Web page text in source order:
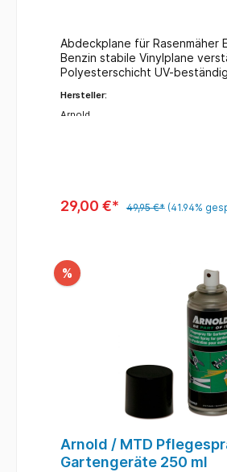
Abdeckplane für Rasenmäher
Benzin stabile Vinylplane
Polyesterschicht UV-
Hersteller:
Arnold
29,00 €* 49,95 €* (41.94%
%
Arnold / MTD
Gartengeräte 250 ml